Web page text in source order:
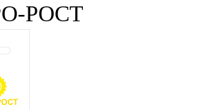
РОСТ